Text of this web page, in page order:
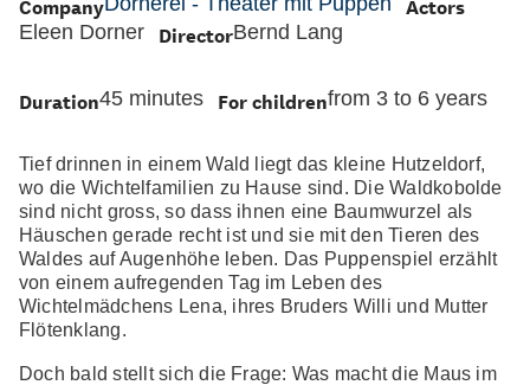
Tief drinnen in einem Wald liegt das kleine Hutzeldorf,
wo die Wichtelfamilien zu Hause sind. Die Waldkobolde
sind nicht gross, so dass ihnen eine Baumwurzel als
Häuschen gerade recht ist und sie mit den Tieren des
Waldes auf Augenhöhe leben. Das Puppenspiel erzählt
von einem aufregenden Tag im Leben des
Wichtelmädchens Lena, ihres Bruders Willi und Mutter
Flötenklang.
Doch bald stellt sich die Frage: Was macht die Maus im
Company Actors
Eleen Dorner DirectorBernd Lang
Duration45 minutes For childrenfrom 3 to 6 years